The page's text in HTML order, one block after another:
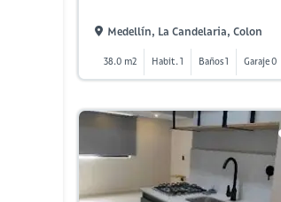
Medellín, La Candelaria, Colon
38.0 m2 Habit. 1 Baños 1 Garaje 0